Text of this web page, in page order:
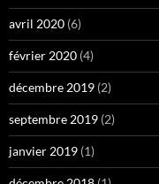
avril 2020 (6)
février 2020 (4)
décembre 2019 (2)
septembre 2019 (2)
janvier 2019 (1)